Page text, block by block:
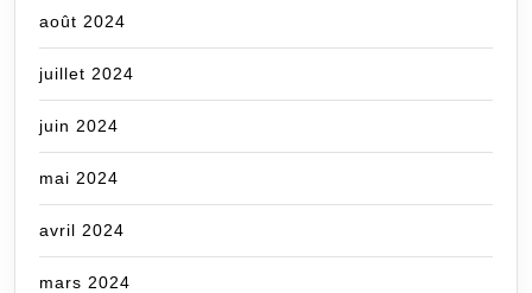
août 2024
juillet 2024
juin 2024
mai 2024
avril 2024
mars 2024